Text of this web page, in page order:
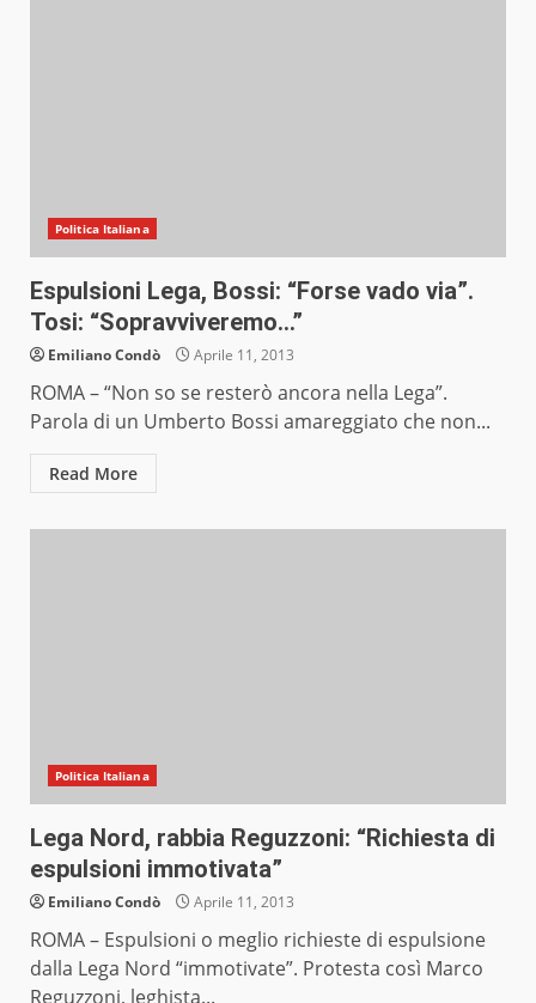
Politica Italiana
Espulsioni Lega, Bossi: “Forse vado via”.
Tosi: “Sopravviveremo…”
Emiliano Condò Aprile 11, 2013
ROMA – “Non so se resterò ancora nella Lega”.
Parola di un Umberto Bossi amareggiato che non...
Read More
Politica Italiana
Lega Nord, rabbia Reguzzoni: “Richiesta di
espulsioni immotivata”
Emiliano Condò Aprile 11, 2013
ROMA – Espulsioni o meglio richieste di espulsione
dalla Lega Nord “immotivate”. Protesta così Marco
Reguzzoni, leghista...